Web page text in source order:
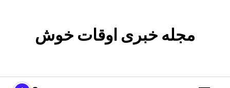
مجله خبری اوقات خوش